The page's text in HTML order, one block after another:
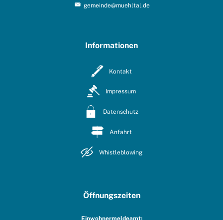
gemeinde@muehltal.de
Informationen
Kontakt
Impressum
Datenschutz
Anfahrt
Whistleblowing
Öffnungszeiten
Einwohnermeldeamt: